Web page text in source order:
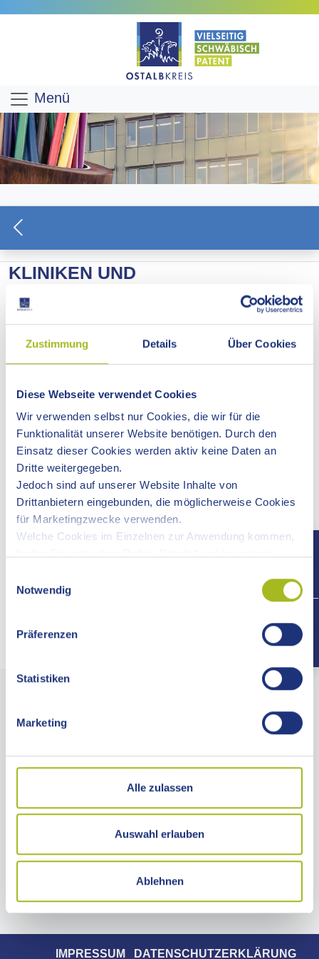
Zustimmung Details Über Cookies
Diese Webseite verwendet Cookies
Wir verwenden selbst nur Cookies, die wir für die
Funktionalität unserer Website benötigen. Durch den
Einsatz dieser Cookies werden aktiv keine Daten an
Dritte weitergegeben.
Jedoch sind auf unserer Website Inhalte von
Drittanbietern eingebunden, die möglicherweise Cookies
für Marketingzwecke verwenden.
Welche Cookies im Einzelnen zur Anwendung kommen,
Notwendig
Präferenzen
Statistiken
Marketing
Alle zulassen
Auswahl erlauben
Ablehnen
Menü
KLINIKEN UND
SEKTORENÜBERGREIFENDE
VERSORGUNG
AUFGABEN
Informations- und Koordinierungsstelle für die Kliniken
Ostalb gkAöR
Konzeptionierung und Koordinierung von
Gesundheitsthemen im Ostalbkreis
Medizinische Versorgung im Ostalbkreis
info@ostalbkreis.de
KONTAKTZEITEN
ANFAHRT
IMPRESSUM DATENSCHUTZERKLÄRUNG